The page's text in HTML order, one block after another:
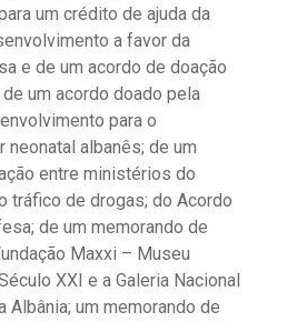
um crédito de ajuda da
a favor da
e de um acordo de doação
um acordo doado pela
para o
albanês; de um
entre ministérios do
tráfico de drogas; do Acordo
de um memorando de
Maxxi – Museu
XXI e a Galeria Nacional
Albânia; um memorando de